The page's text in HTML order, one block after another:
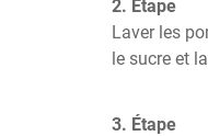
2. Étape
Laver les
le sucre et
3. Étape